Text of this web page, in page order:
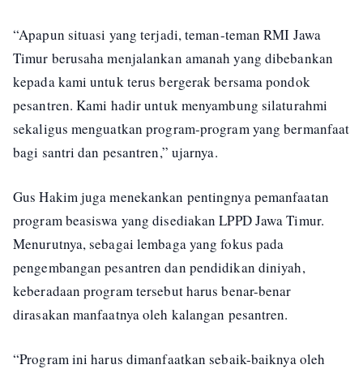
“Apapun situasi yang terjadi, teman-teman RMI Jawa
Timur berusaha menjalankan amanah yang dibebankan
kepada kami untuk terus bergerak bersama pondok
pesantren. Kami hadir untuk menyambung silaturahmi
sekaligus menguatkan program-program yang bermanfaat
bagi santri dan pesantren,” ujarnya.
Gus Hakim juga menekankan pentingnya pemanfaatan
program beasiswa yang disediakan LPPD Jawa Timur.
Menurutnya, sebagai lembaga yang fokus pada
pengembangan pesantren dan pendidikan diniyah,
keberadaan program tersebut harus benar-benar
dirasakan manfaatnya oleh kalangan pesantren.
“Program ini harus dimanfaatkan sebaik-baiknya oleh